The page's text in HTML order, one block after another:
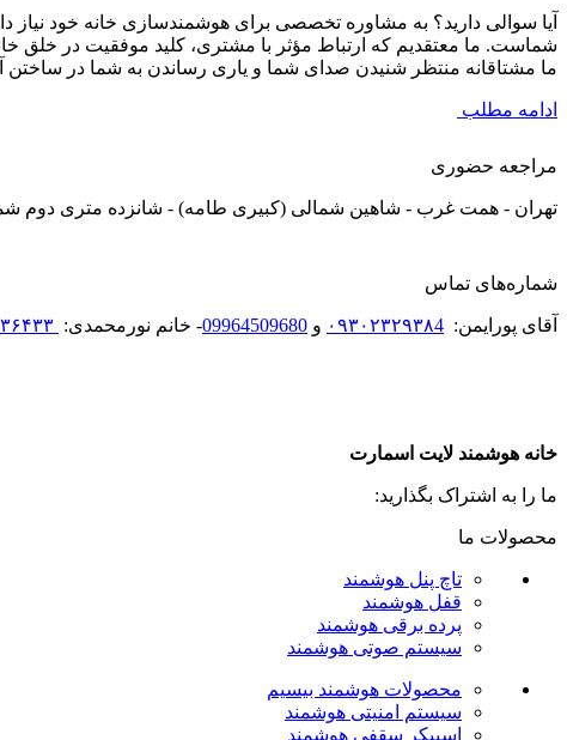
آیا سوالی دارید؟ به مشاوره تخصصی برای هوشمندسازی خانه خود
شماست. ما معتقدیم که ارتباط مؤثر با مشتری، کلید موفقیت در خلق
ما مشتاقانه منتظر شنیدن صدای شما و یاری رساندن به شما در ساختن
ادامه مطلب
مراجعه حضوری
تهران - همت غرب - شاهین شمالی (کبیری طامه) - شانزده متری دوم
شماره‌های تماس
آقای پورایمن: ۰۹۳۰۲۳۲۹۳۸4 و 09964509680- خانم نورمحمدی:
خانه هوشمند لایت اسمارت
ما را به اشتراک بگذارید:
محصولات ما
تاچ پنل هوشمند
قفل هوشمند
پرده برقی هوشمند
سیستم صوتی هوشمند
محصولات هوشمند بیسیم
سیستم امنیتی هوشمند
اسپیکر سقفی هوشمند